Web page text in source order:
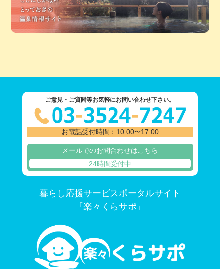
ご意見・ご質問等お気軽にお問い合わせ下さい。
お電話受付時間：10:00〜17:00
メールでのお問合わせはこちら
24時間受付中
暮らし応援サービスポータルサイト
「楽々くらサポ」